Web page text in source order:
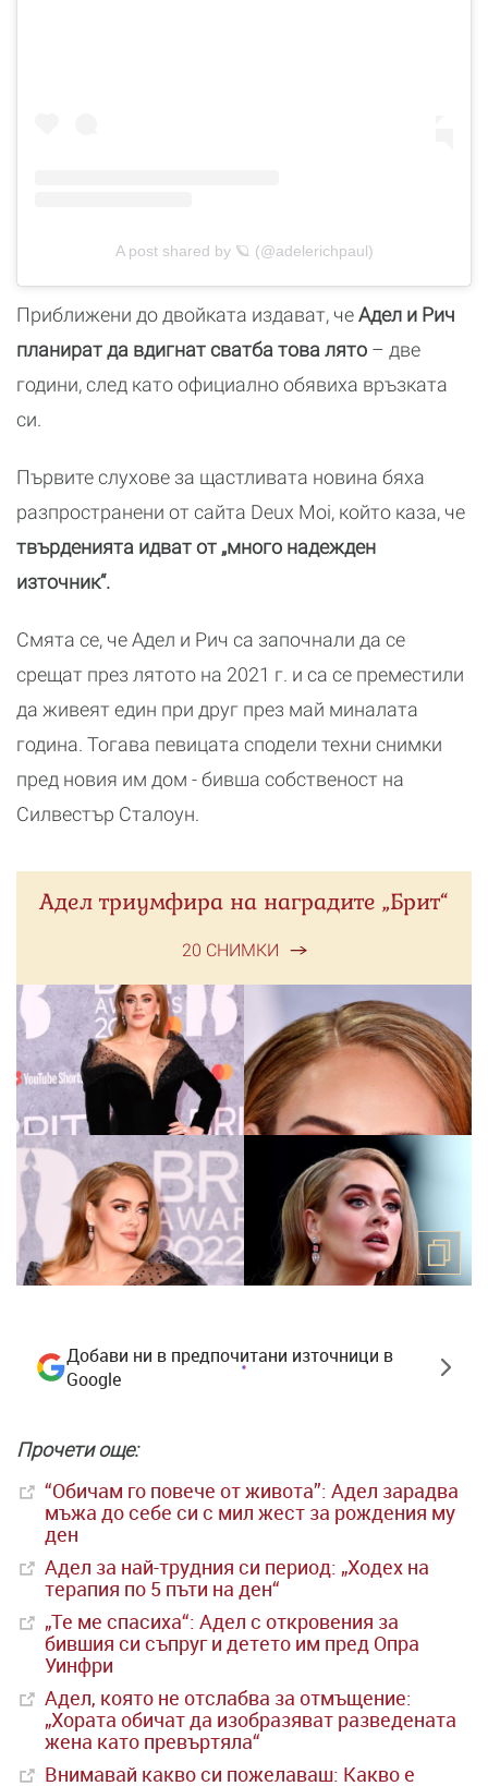
A post shared by 🪐 (@adelerichpaul)
Приближени до двойката издават, чеАдел и Рич
планират да вдигнат сватба това лято – две
години, след като официално обявиха връзката
си.
Първите слухове за щастливата новина бяха
разпространени от сайта Deux Moi, който каза, че
твърденията идват от „много надежден
източник“.
Смята се, че Адел и Рич са започнали да се
срещат през лятото на 2021 г. и са се преместили
да живеят един при друг през май миналата
година. Тогава певицата сподели техни снимки
пред новия им дом - бивша собственост на
Силвестър Сталоун.
Адел триумфира на наградите „Брит“
20 СНИМКИ
Добави ни в предпочитани източници в
Google
Прочети още:
“Обичам го повече от живота”: Адел зарадва
мъжа до себе си с мил жест за рождения му
ден
Адел за най-трудния си период: „Ходех на
терапия по 5 пъти на ден“
„Те ме спасиха“: Адел с откровения за
бившия си съпруг и детето им пред Опра
Уинфри
Адел, която не отслабва за отмъщение:
„Хората обичат да изобразяват разведената
жена като превъртяла“
Внимавай какво си пожелаваш: Какво е